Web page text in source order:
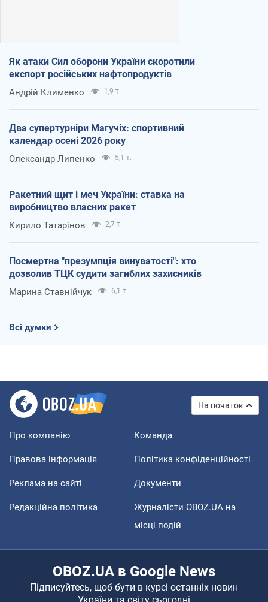
Як атаки Сил оборони України скоротили
експорт російських нафтопродуктів
Андрій Клименко 1,9 т.
Два супертурніри Магучіх: спортивний
календар осені 2026 року
Олександр Липенко 5,1 т.
Ракетний щит і меч України: ставка на
виробництво власних ракет
Кирило Татарінов 2,7 т.
Посмертна "презумпція винуватості": хто
дозволив ТЦК судити загиблих захисників
Марина Ставнійчук 6,1 т.
Всі думки
На початок
Про компанію Команда
Правова інформація Політика конфіденційності
Реклама на сайті Документи
Редакційна політика
Журналісти OBOZ.UA на
місці подій
OBOZ.UA в Google News
Підписуйтесь, щоб бути в курсі останніх новин
України та світу сьогодні